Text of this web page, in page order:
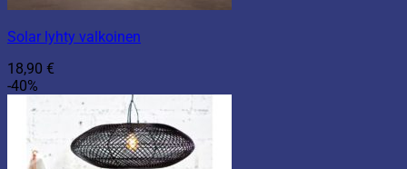
Solar lyhty valkoinen
18,90 €
-40%